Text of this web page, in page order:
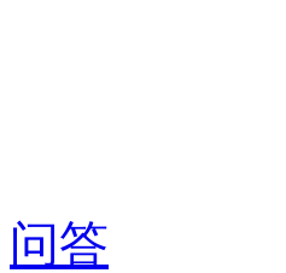
问答